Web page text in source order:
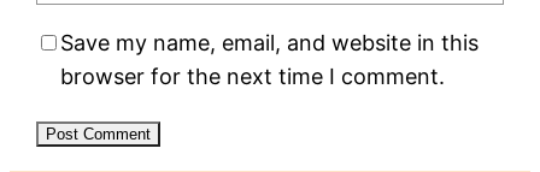
Save my name, email, and website in this
browser for the next time I comment.